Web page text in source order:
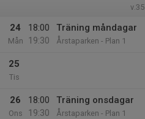
v.35
24
Mån
18:00
19:30
Träning måndagar
Årstaparken - Plan 1
25
Tis
26
Ons
18:00
19:30
Träning onsdagar
Årstaparken - Plan 1